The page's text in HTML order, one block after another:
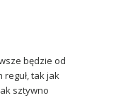
będzie od
tak jak
sztywno